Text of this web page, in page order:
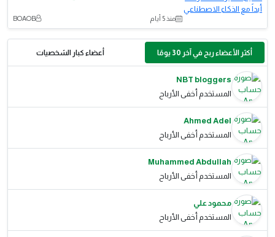
منذ 5 أيام BOAOB
أكثر الأعضاء ربح في آخر 30 يومًا أعضاء كبار الشخصيات
NBT bloggers
المستخدم أخفى الأرباح
Ahmed Adel
المستخدم أخفى الأرباح
Muhammed Abdullah
المستخدم أخفى الأرباح
محمود علي
المستخدم أخفى الأرباح